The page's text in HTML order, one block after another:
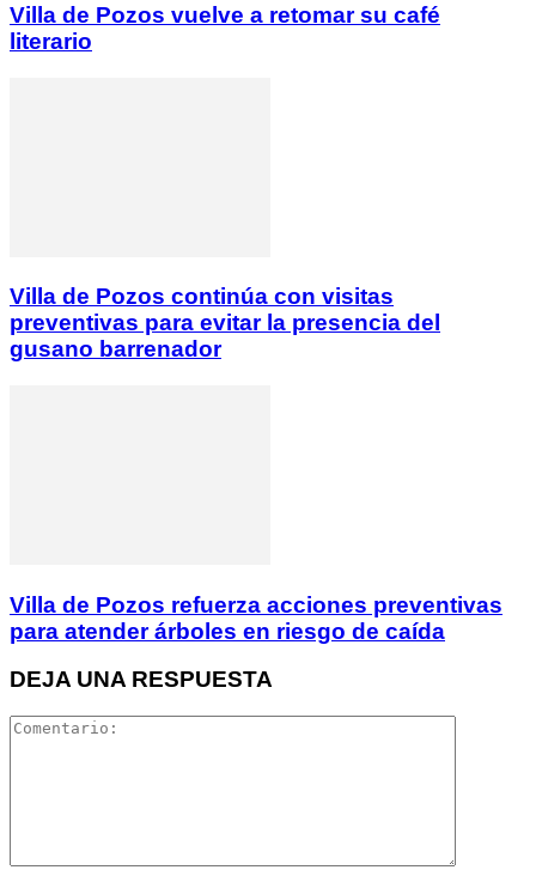
Villa de Pozos vuelve a retomar su café
literario
Villa de Pozos continúa con visitas
preventivas para evitar la presencia del
gusano barrenador
Villa de Pozos refuerza acciones preventivas
para atender árboles en riesgo de caída
DEJA UNA RESPUESTA